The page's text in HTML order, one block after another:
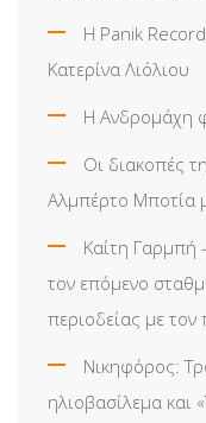
Η Panik
Κατερίνα Λιόλιου
Η Ανδρομάχη
Οι διακοπές
Αλμπέρτο Μποτία
Καίτη Γαρμπή
τον επόμενο
περιοδείας με τον
Νικηφόρος:
ηλιοβασίλεμα και